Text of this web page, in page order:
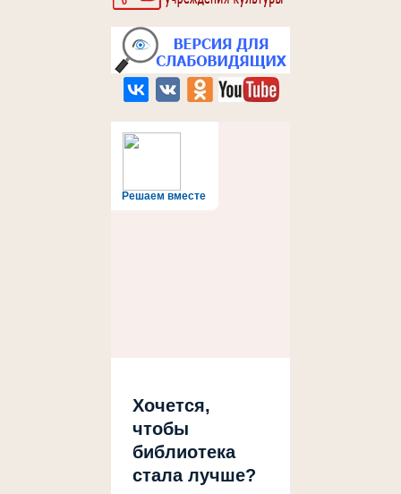
Решаем вместе
Хочется,
чтобы
библиотека
стала лучше?